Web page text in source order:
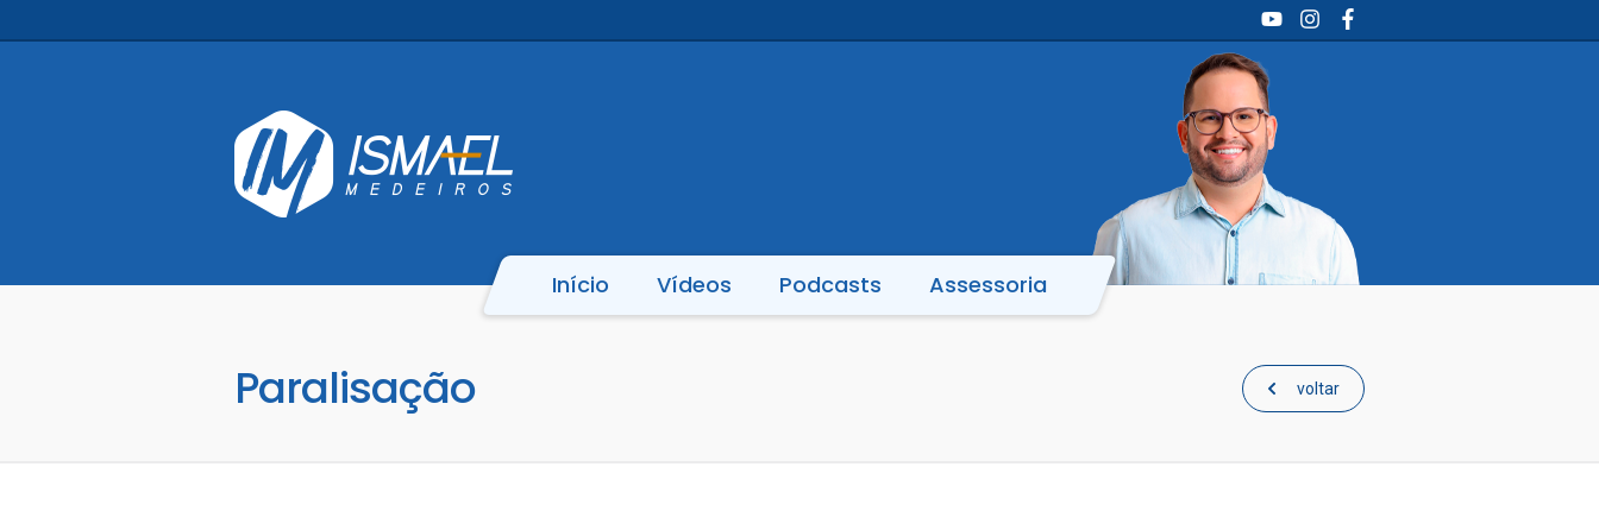
YouTubeInstagram
Início Vídeos Podcasts Assessoria
Paralisação voltar